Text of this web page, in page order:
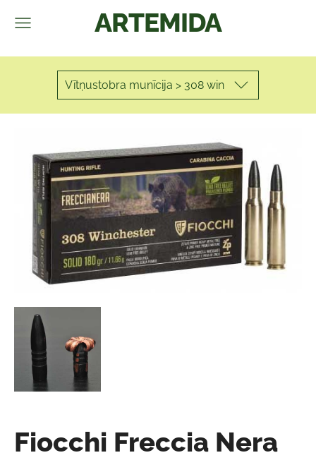
ARTEMIDA
Vītņustobra munīcija > 308 win
Fiocchi Freccia Nera